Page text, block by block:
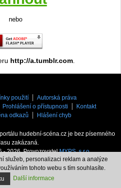
nebo
http://a.tumblr.com
použití
Autorská práva
Prohlášení o přístupnosti
Kontakt
odkazů Hlášení chyb
hudební-scéna.cz je bez písemného
zakázaná.
- 2026. ProvozovatelMYPS, s.r.o.
služeb, personalizaci reklam a analýze
tohoto webu s tím souhlasíte.
Další informace